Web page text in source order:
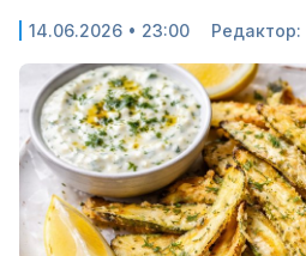
14.06.2026 • 23:00 Редактор: